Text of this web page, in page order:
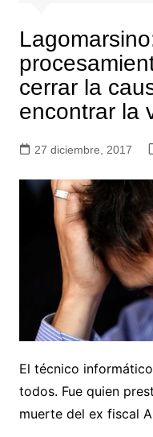
cerrar la
encontrar la
27 diciembre, 2017
El técnico
todos. Fue quien
muerte del ex fiscal